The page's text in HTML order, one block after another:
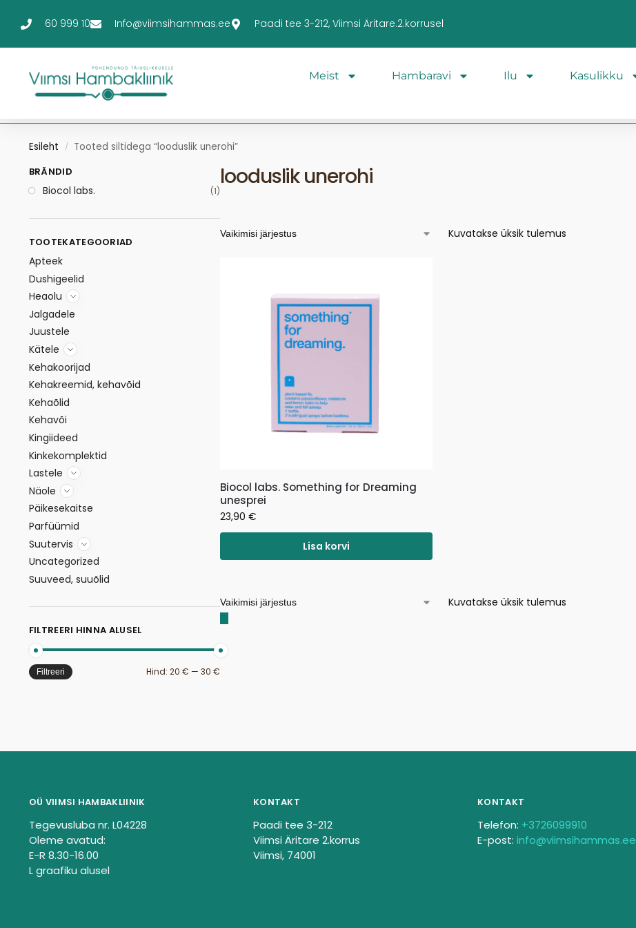
60 999 10 Info@viimsihammas.ee Paadi tee 3-212, Viimsi Äritare.2.korrusel
Meist Hambaravi Ilu Kasulikku
Esileht / Tooted siltidega “looduslik unerohi”
looduslik unerohi
Kuvatakse üksik tulemus
Biocol labs. Something for Dreaming
unesprei
23,90€
Lisa korvi
Kuvatakse üksik tulemus
BRÄNDID
Biocol labs. (1)
TOOTEKATEGOORIAD
Apteek
Dushigeelid
Heaolu
Jalgadele
Juustele
Kätele
Kehakoorijad
Kehakreemid, kehavõid
Kehaõlid
Kehavõi
Kingiideed
Kinkekomplektid
Lastele
Näole
Päikesekaitse
Parfüümid
Suutervis
Uncategorized
Suuveed, suuõlid
FILTREERI HINNA ALUSEL
Filtreeri Hind:20 € —30 €
OÜ VIIMSI HAMBAKLIINIK
Tegevusluba nr. L04228
Oleme avatud:
E-R 8.30-16.00
L graafiku alusel
KONTAKT
Paadi tee 3-212
Viimsi Äritare 2.korrus
Viimsi, 74001
KONTAKT
Telefon: +3726099910
E-post: info@viimsihammas.ee